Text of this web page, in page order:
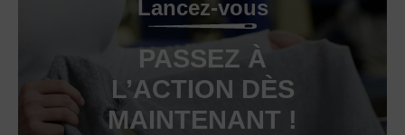
Lancez-vous
PASSEZ À
L’ACTION DÈS
MAINTENANT !